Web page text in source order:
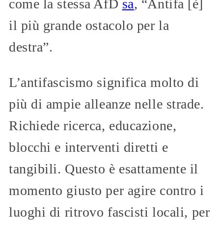
come la stessa AfD sa, “Antifa [è]
il più grande ostacolo per la
destra”.
L’antifascismo significa molto di
più di ampie alleanze nelle strade.
Richiede ricerca, educazione,
blocchi e interventi diretti e
tangibili. Questo è esattamente il
momento giusto per agire contro i
luoghi di ritrovo fascisti locali, per